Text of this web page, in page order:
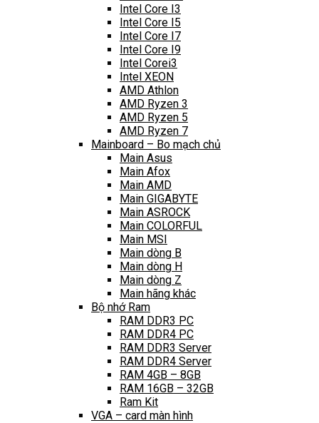
Intel Core I3
Intel Core I5
Intel Core I7
Intel Core I9
Intel Corei3
Intel XEON
AMD Athlon
AMD Ryzen 3
AMD Ryzen 5
AMD Ryzen 7
Mainboard – Bo mạch chủ
Main Asus
Main Afox
Main AMD
Main GIGABYTE
Main ASROCK
Main COLORFUL
Main MSI
Main dòng B
Main dòng H
Main dòng Z
Main hãng khác
Bộ nhớ Ram
RAM DDR3 PC
RAM DDR4 PC
RAM DDR3 Server
RAM DDR4 Server
RAM 4GB – 8GB
RAM 16GB – 32GB
Ram Kit
VGA – card màn hình